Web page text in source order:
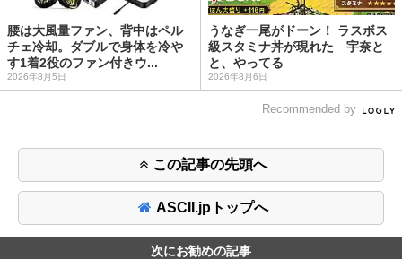
腰は大風量ファン、背中はペル
チェ冷却。ダブルで身体を冷や
す1着2役のファン付きウ...
2026年8月5日
うなぎ一尾がドーン！ ラスボス
級スタミナ丼が現れた 宇奈と
と、やってる
2026年8月6日
Recommended by
この記事の先頭へ
ASCII.jpトップへ
次にお勧めの記事